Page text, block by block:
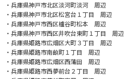
・兵庫県神戸市北区淡河町淡河 周辺
・兵庫県神戸市北区松宮台１丁目 周辺
・兵庫県神戸市西区櫨谷町松本 周辺
・兵庫県神戸市西区井吹台東町１丁目 周辺
・兵庫県姫路市広畑区大町３丁目 周辺
・兵庫県姫路市南畝町１丁目 周辺
・兵庫県姫路市広畑区西蒲田 周辺
・兵庫県姫路市西夢前台２丁目 周辺